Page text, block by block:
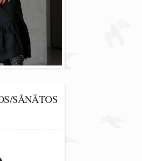
SĂNĂTOS